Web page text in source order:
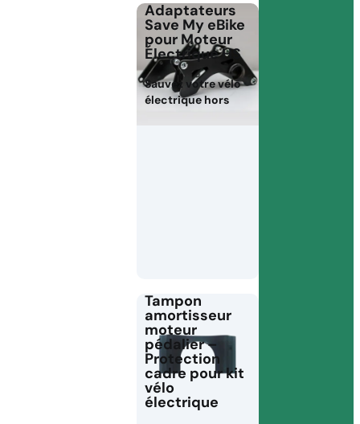
Adaptateurs
Save My eBike
pour Moteur
Électrique HS
Sauvez votre vélo
électrique hors
Tampon
amortisseur
moteur
pédalier –
Protection
cadre pour kit
vélo
électrique